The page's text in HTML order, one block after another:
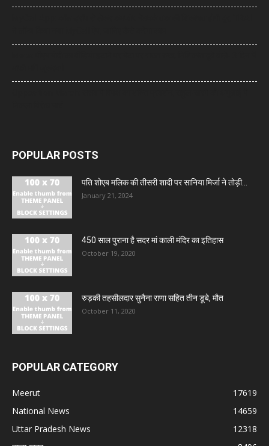
POPULAR POSTS
पति शोएब मलिक की तीसरी शादी पर सानिया मिर्जा ने तोड़ी...
January 21, 2024
450 साल पुराना है सदर मां काली मंदिर का इतिहास
October 19, 2020
रुड़की तहसीलदार सुनैना राणा सहित तीन डूबे, मौत
October 11, 2020
POPULAR CATEGORY
Meerut
17619
National News
14659
Uttar Pradesh News
12318